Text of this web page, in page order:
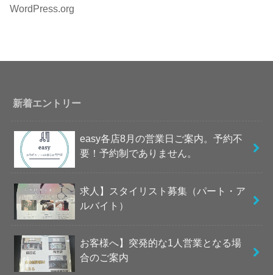
WordPress.org
新着エントリー
easy各店8月の営業日ご案内。予約不
要！予約制でありません。
求人】スタイリスト募集（パート・ア
ルバイト）
お客様へ】突発的な1人営業となる場
合のご案内